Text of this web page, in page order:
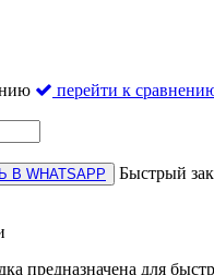
перейти к
В WHATSAPP Быстрый
предназначена для